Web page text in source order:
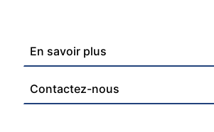
En savoir plus
Contactez-nous